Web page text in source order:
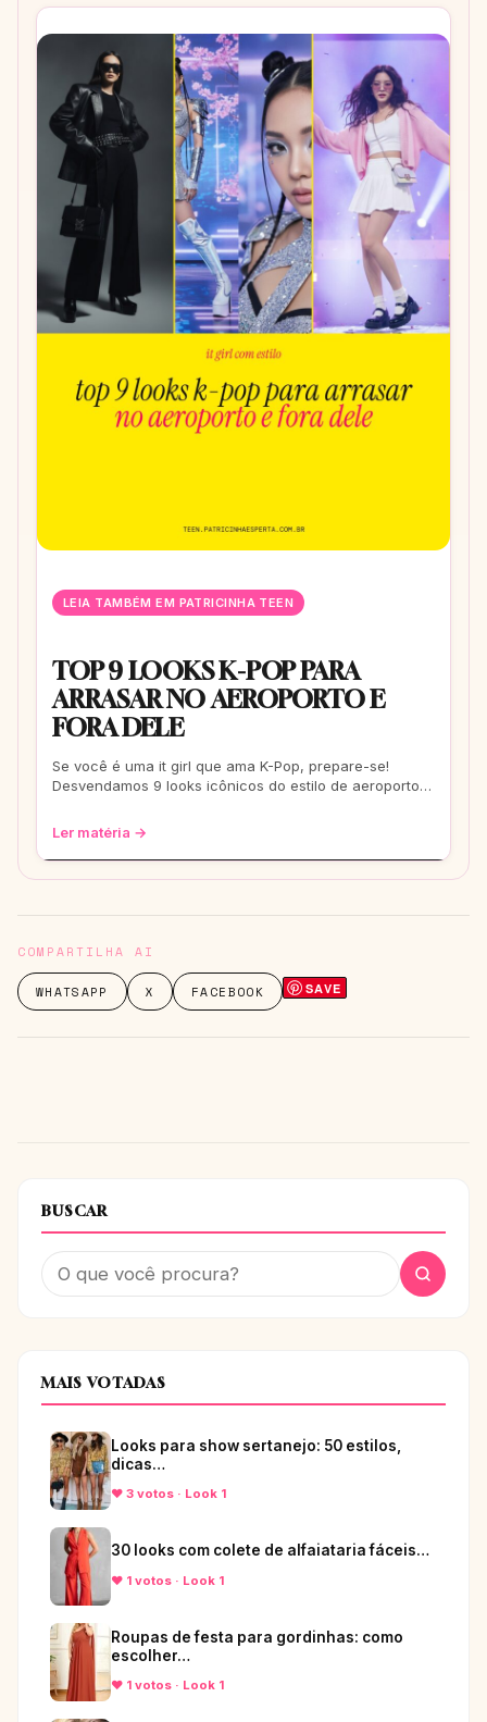
LEIA TAMBÉM EM PATRICINHA TEEN
TOP 9 LOOKS K-POP PARA
ARRASAR NO AEROPORTO E
FORA DELE
Se você é uma it girl que ama K-Pop, prepare-se!
Desvendamos 9 looks icônicos do estilo de aeroporto
Ler matéria →
COMPARTILHA AI
WHATSAPP X FACEBOOK SAVE
BUSCAR
MAIS VOTADAS
Looks para show sertanejo: 50 estilos,
dicas…
♥ 3 votos · Look 1
30 looks com colete de alfaiataria fáceis…
♥ 1 votos · Look 1
Roupas de festa para gordinhas: como
escolher…
♥ 1 votos · Look 1